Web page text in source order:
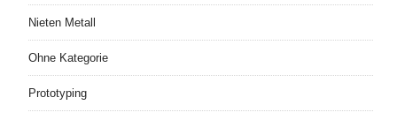
Nieten Metall
Ohne Kategorie
Prototyping